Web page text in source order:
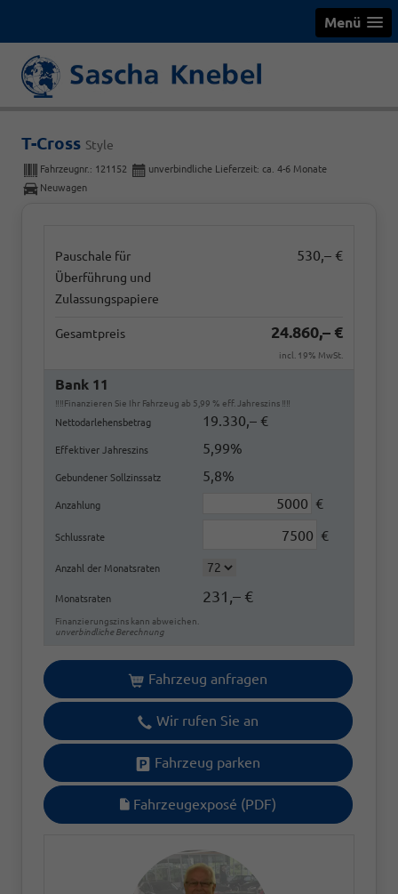
Menü
T-Cross Style
Fahrzeugnr.: 121152
unverbindliche Lieferzeit: ca. 4-6 Monate
Neuwagen
Pauschale für
Überführung und
Zulassungspapiere
530,– €
Gesamtpreis 24.860,– €
incl. 19% MwSt.
Bank 11
‼️‼️Finanzieren Sie Ihr Fahrzeug ab 5,99 % eff. Jahreszins ‼️‼️
Nettodarlehensbetrag 19.330,– €
Effektiver Jahreszins 5,99%
Gebundener Sollzinssatz 5,8%
Anzahlung €
Schlussrate €
Anzahl der Monatsraten
Monatsraten 231,– €
Finanzierungszins kann abweichen.
unverbindliche Berechnung
Fahrzeug anfragen
Wir rufen Sie an
Fahrzeug parken
Fahrzeugexposé (PDF)